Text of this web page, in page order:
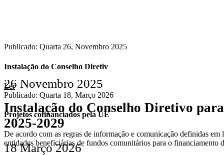
Publicado: Quarta 26, Novembro 2025
Instalação do Conselho Diretiv
Ler
Publicado: Quarta 18, Março 2026
Projetos cofinanciados pela UE
De acordo com as regras de informação e comunicação definidas em
entidades beneficiárias de fundos comunitários para o financiamento
26 Novembro 2025
Instalação do Conselho Diretivo
2025-2029
18 Março 2026